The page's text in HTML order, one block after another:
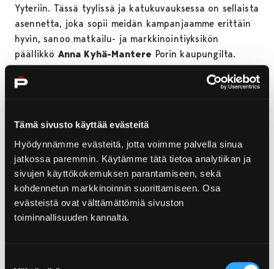
Tämä sivusto käyttää evästeitä
Hyödynnämme evästeitä, jotta voimme palvella sinua
jatkossa paremmin. Käytämme tätä tietoa analytiikan ja
sivujen käyttökokemuksen parantamiseen, sekä
kohdennetun markkinoinnin suorittamiseen. Osa
evästeistä ovat välttämättömiä sivuston
toiminnallisuuden kannalta.
Yyteriin. Tässä tyylissä ja katukuvauksessa on sellaista
asennetta, joka sopii meidän kampanjaamme erittäin
hyvin, sanoo matkailu- ja markkinointiyksikön
päällikkö Anna Kyhä-Mantere Porin kaupungilta.
Skeittauksen puoliammattilaisena
lepo toi eteen uuden etsimisen. Kropsu pyrkii aina
tavoittamaan aitoutta. Hän
työskentelee huomaamattomasti ja kuvaa kohteensa
silloin, kun he eivät sitä itse tiedä. Yyterin
tapauksessa tietoisuus tosin on monitahoisempi
kysymys.